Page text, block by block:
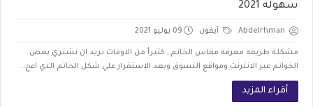
سهوله 2021
Abdelrhman آيفون 09 يوليو 2021
مشكلة طريقة معرفة مقاس الخاتم , كثيرأ من الاوقات نريد ان نشتري بعض
الخواتم عبر الانترنت ومواقع التسوق وبعد الاستقرار علي شكل الخاتم الذي اعج...
أقراء المزيد